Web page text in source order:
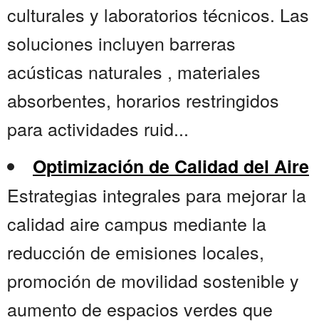
culturales y laboratorios técnicos. Las
soluciones incluyen barreras
acústicas naturales , materiales
absorbentes, horarios restringidos
para actividades ruid...
Optimización de Calidad del Aire
Estrategias integrales para mejorar la
calidad aire campus mediante la
reducción de emisiones locales,
promoción de movilidad sostenible y
aumento de espacios verdes que